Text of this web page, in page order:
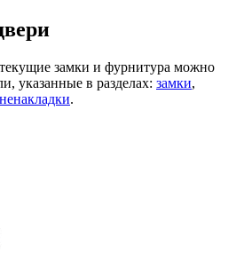
замки и фурнитура можно
указанные в разделах: замки,
.